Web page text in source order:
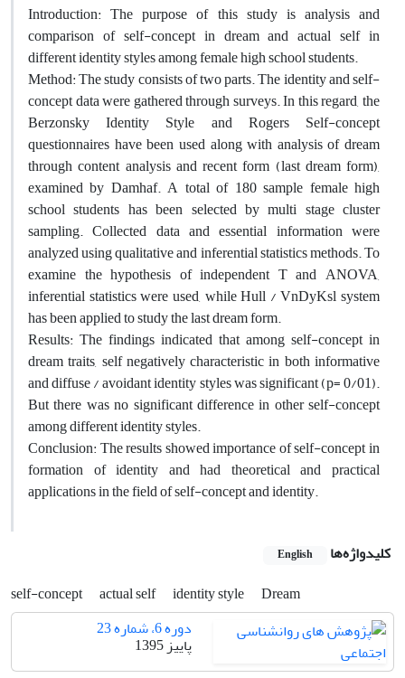
Introduction: The purpose of this study is analysis and
comparison of self-concept in dream and actual self in
different identity styles among female high school students.
Method: The study consists of two parts. The identity and self-
concept data were gathered through surveys. In this regard, the
Berzonsky Identity Style and Rogers Self-concept
questionnaires have been used along with analysis of dream
through content analysis and recent form (last dream form),
examined by Damhaf. A total of 180 sample female high
school students has been selected by multi stage cluster
sampling. Collected data and essential information were
analyzed using qualitative and inferential statistics methods. To
examine the hypothesis of independent T and ANOVA,
inferential statistics were used, while Hull / Vn‌Dy‌Ksl system
has been applied to study the last dream form.
Results: The findings indicated that among self-concept in
dream traits, self negatively characteristic in both informative
and diffuse / avoidant identity styles was significant (p= 0/01).
But there was no significant difference in other self-concept
among different identity styles.
Conclusion: The results showed importance of self-concept in
formation of identity and had theoretical and practical
applications in the field of self-concept and identity.
کلیدواژه‌ها English
self-concept actual self identity style
Dream
دوره 6، شماره 23
پاییز 1395